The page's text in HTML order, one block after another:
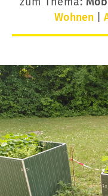
Wohnen|